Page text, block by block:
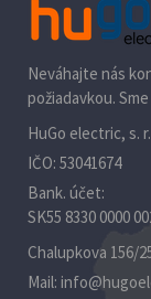
Neváhajte nás
požiadavkou.
HuGo electric, s.
IČO: 53041674
Bank. účet:
SK55 8330 0000
Chalupkova 156/
Mail: